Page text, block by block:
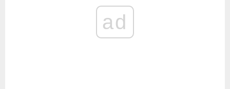
ad